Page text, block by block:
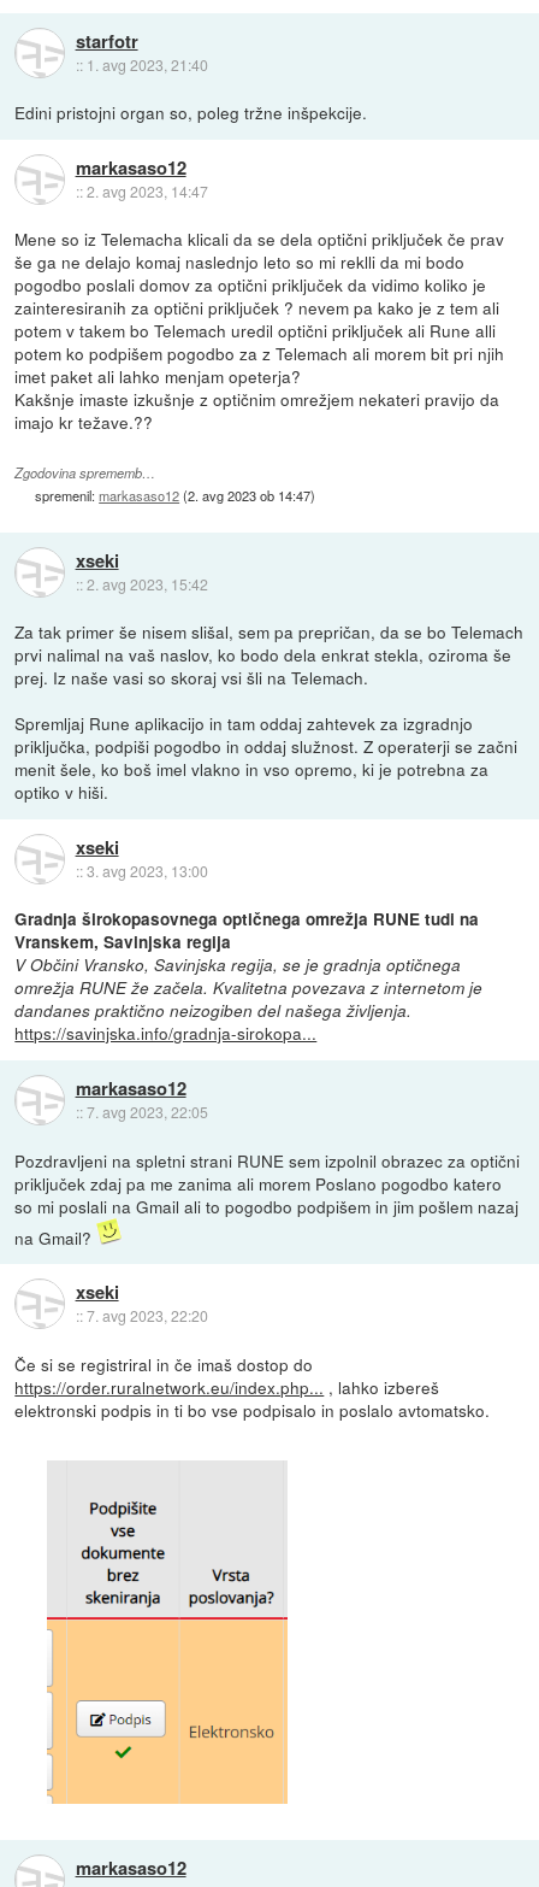
starfotr
:: 1. avg 2023, 21:40
Edini pristojni organ so, poleg tržne inšpekcije.
markasaso12
::2. avg 2023, 14:47
Mene so iz Telemacha klicali da se dela optični priključek če prav
še ga ne delajo komaj naslednjo leto so mi reklli da mi bodo
pogodbo poslali domov za optični priključek da vidimo koliko je
zainteresiranih za optični priključek ? nevem pa kako je z tem ali
potem v takem bo Telemach uredil optični priključek ali Rune alli
potem ko podpišem pogodbo za z Telemach ali morem bit pri njih
imet paket ali lahko menjam opeterja?
Kakšnje imaste izkušnje z optičnim omrežjem nekateri pravijo da
imajo kr težave.??
Zgodovina sprememb…
spremenil:markasaso12(2. avg 2023 ob 14:47)
xseki
::2. avg 2023, 15:42
Za tak primer še nisem slišal, sem pa prepričan, da se bo Telemach
prvi nalimal na vaš naslov, ko bodo dela enkrat stekla, oziroma še
prej. Iz naše vasi so skoraj vsi šli na Telemach.
Spremljaj Rune aplikacijo in tam oddaj zahtevek za izgradnjo
priključka, podpiši pogodbo in oddaj služnost. Z operaterji se začni
menit šele, ko boš imel vlakno in vso opremo, ki je potrebna za
optiko v hiši.
xseki
::3. avg 2023, 13:00
Gradnja širokopasovnega optičnega omrežja RUNE tudi na
Vranskem, Savinjska regija
V Občini Vransko, Savinjska regija, se je gradnja optičnega
omrežja RUNE že začela. Kvalitetna povezava z internetom je
dandanes praktično neizogiben del našega življenja.
https://savinjska.info/gradnja-sirokopa...
markasaso12
::7. avg 2023, 22:05
Pozdravljeni na spletni strani RUNE sem izpolnil obrazec za optični
priključek zdaj pa me zanima ali morem Poslano pogodbo katero
so mi poslali na Gmail ali to pogodbo podpišem in jim pošlem nazaj
na Gmail?
xseki
::7. avg 2023, 22:20
Če si se registriral in če imaš dostop do
https://order.ruralnetwork.eu/index.php... , lahko izbereš
elektronski podpis in ti bo vse podpisalo in poslalo avtomatsko.
markasaso12